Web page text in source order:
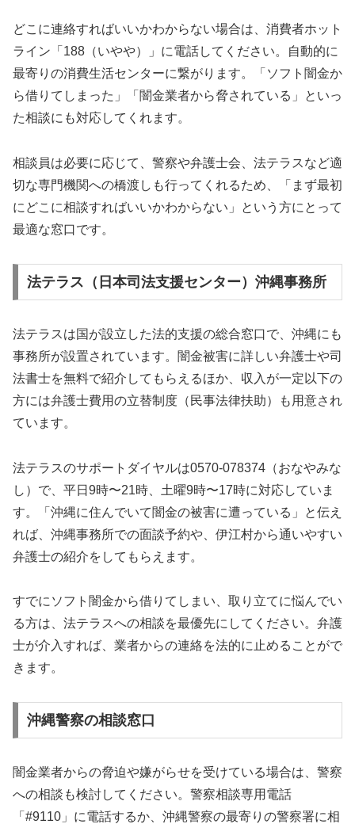
どこに連絡すればいいかわからない場合は、消費者ホット
ライン「188（いやや）」に電話してください。自動的に
最寄りの消費生活センターに繋がります。「ソフト闇金か
ら借りてしまった」「闇金業者から脅されている」といっ
た相談にも対応してくれます。
相談員は必要に応じて、警察や弁護士会、法テラスなど適
切な専門機関への橋渡しも行ってくれるため、「まず最初
にどこに相談すればいいかわからない」という方にとって
最適な窓口です。
法テラス（日本司法支援センター）沖縄事務所
法テラスは国が設立した法的支援の総合窓口で、沖縄にも
事務所が設置されています。闇金被害に詳しい弁護士や司
法書士を無料で紹介してもらえるほか、収入が一定以下の
方には弁護士費用の立替制度（民事法律扶助）も用意され
ています。
法テラスのサポートダイヤルは0570-078374（おなやみな
し）で、平日9時〜21時、土曜9時〜17時に対応していま
す。「沖縄に住んでいて闇金の被害に遭っている」と伝え
れば、沖縄事務所での面談予約や、伊江村から通いやすい
弁護士の紹介をしてもらえます。
すでにソフト闇金から借りてしまい、取り立てに悩んでい
る方は、法テラスへの相談を最優先にしてください。弁護
士が介入すれば、業者からの連絡を法的に止めることがで
きます。
沖縄警察の相談窓口
闇金業者からの脅迫や嫌がらせを受けている場合は、警察
への相談も検討してください。警察相談専用電話
「#9110」に電話するか、沖縄警察の最寄りの警察署に相